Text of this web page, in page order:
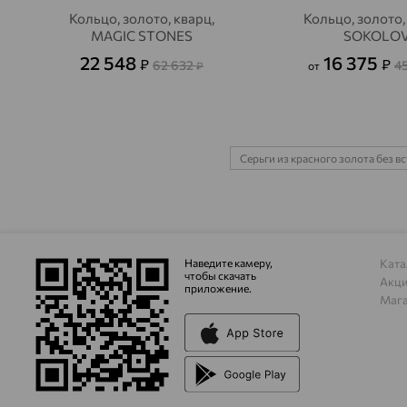
Кольцо, золото, кварц,
MAGIC STONES
22 548 ₽ 62 632₽
Кольцо,
от 16 375 ₽
Серьги из красного золота без
Наведите камеру,
чтобы скачать
приложение.